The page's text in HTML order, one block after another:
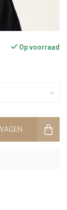
Op voorraad